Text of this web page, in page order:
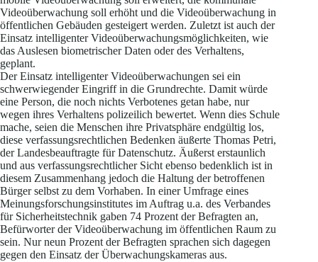
Videoüberwachung soll erhöht und die Videoüberwachung in
öffentlichen Gebäuden gesteigert werden. Zuletzt ist auch der
Einsatz intelligenter Videoüberwachungsmöglichkeiten, wie
das Auslesen biometrischer Daten oder des Verhaltens,
geplant.
Der Einsatz intelligenter Videoüberwachungen sei ein
schwerwiegender Eingriff in die Grundrechte. Damit würde
eine Person, die noch nichts Verbotenes getan habe, nur
wegen ihres Verhaltens polizeilich bewertet. Wenn dies Schule
mache, seien die Menschen ihre Privatsphäre endgültig los,
diese verfassungsrechtlichen Bedenken äußerte Thomas Petri,
der Landesbeauftragte für Datenschutz. Äußerst erstaunlich
und aus verfassungsrechtlicher Sicht ebenso bedenklich ist in
diesem Zusammenhang jedoch die Haltung der betroffenen
Bürger selbst zu dem Vorhaben. In einer Umfrage eines
Meinungsforschungsinstitutes im Auftrag u.a. des Verbandes
für Sicherheitstechnik gaben 74 Prozent der Befragten an,
Befürworter der Videoüberwachung im öffentlichen Raum zu
sein. Nur neun Prozent der Befragten sprachen sich dagegen
gegen den Einsatz der Überwachungskameras aus.